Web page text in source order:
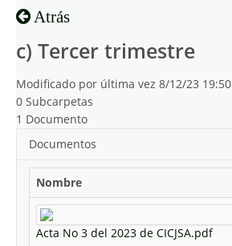
Atrás
c) Tercer trimestre
Modificado por última vez 8/12/23 19:50
0 Subcarpetas
1 Documento
Documentos
Nombre
Acta No 3 del 2023 de CICJSA.pdf